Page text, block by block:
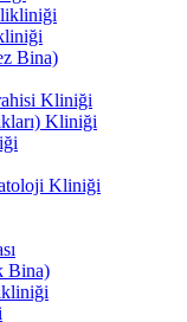
Bina)
Kliniği
Kliniği
Kliniği
Bina)